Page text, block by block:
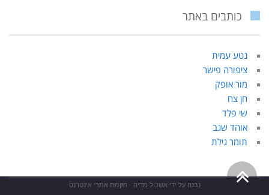
כותבים באתר
נטע עמית
ציפורה פישר
מור אופק
חן צח
שי פלד
אוהד שגב
תומר גילת
נבנה על ידיאשכול מדיה - הקמת אתרי אינטרנט גלילה